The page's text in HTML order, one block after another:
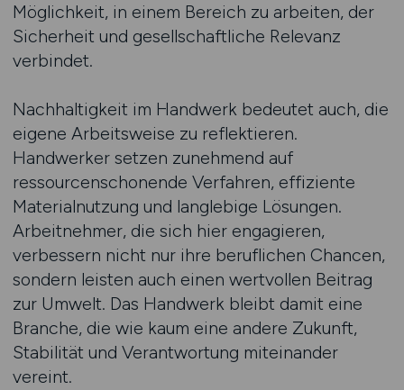
Möglichkeit, in einem Bereich zu arbeiten, der
Sicherheit und gesellschaftliche Relevanz
verbindet.
Nachhaltigkeit im Handwerk bedeutet auch, die
eigene Arbeitsweise zu reflektieren.
Handwerker setzen zunehmend auf
ressourcenschonende Verfahren, effiziente
Materialnutzung und langlebige Lösungen.
Arbeitnehmer, die sich hier engagieren,
verbessern nicht nur ihre beruflichen Chancen,
sondern leisten auch einen wertvollen Beitrag
zur Umwelt. Das Handwerk bleibt damit eine
Branche, die wie kaum eine andere Zukunft,
Stabilität und Verantwortung miteinander
vereint.